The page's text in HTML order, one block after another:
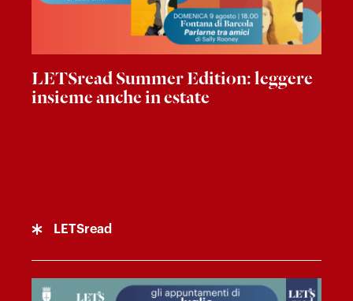
LETSread Summer Edition: leggere
insieme anche in estate
LETSread